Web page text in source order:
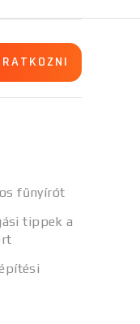
fűnyírót
tippek a